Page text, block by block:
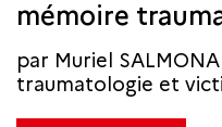
mémoire
par Muriel
traumatologie et